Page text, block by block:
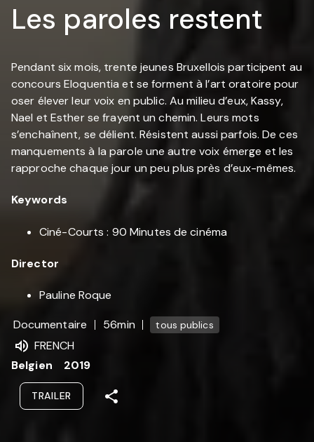
Les paroles restent
Pendant six mois, trente jeunes Bruxellois participent au
concours Eloquentia et se forment à l’art oratoire pour
oser élever leur voix en public. Au milieu d’eux, Kassy,
Nael et Esther se frayent un chemin. Leurs mots
s’enchaînent, se délient. Résistent aussi parfois. De ces
manquements à la parole une autre voix émerge et les
rapproche chaque jour un peu plus près d’eux-mêmes.
Keywords
Ciné-Courts : 90 Minutes de cinéma
Director
Pauline Roque
Documentaire
56min tous publics
FRENCH
Belgien
2019
TRAILER